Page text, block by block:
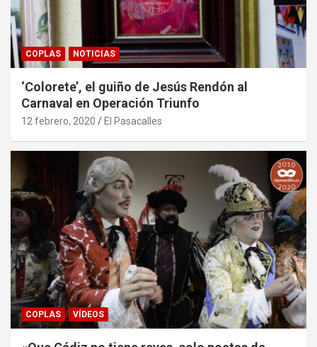
COPLAS NOTICIAS
‘Colorete’, el guiño de Jesús Rendón al
Carnaval en Operación Triunfo
12 febrero, 2020 El Pasacalles
COPLAS VÍDEOS